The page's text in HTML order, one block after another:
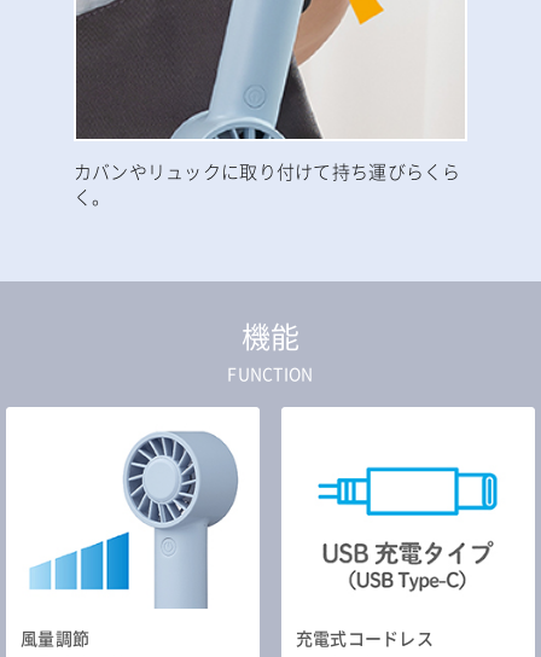
カバンやリュックに取り付けて持ち運びらくら
く。
機能
FUNCTION
風量調節 充電式コードレス